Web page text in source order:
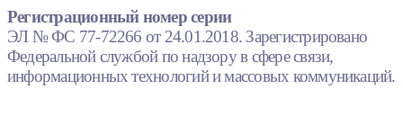
Регистрационный номер серии
ЭЛ № ФС 77-72266 от 24.01.2018. Зарегистрировано
Федеральной службой по надзору в сфере связи,
информационных технологий и массовых коммуникаций.